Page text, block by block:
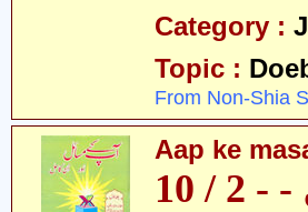
Category :
Topic :
From Non-Shia
Aap ke
10